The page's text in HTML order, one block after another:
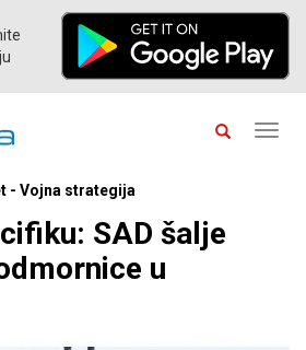
- Vojna strategija
SAD šalje
u